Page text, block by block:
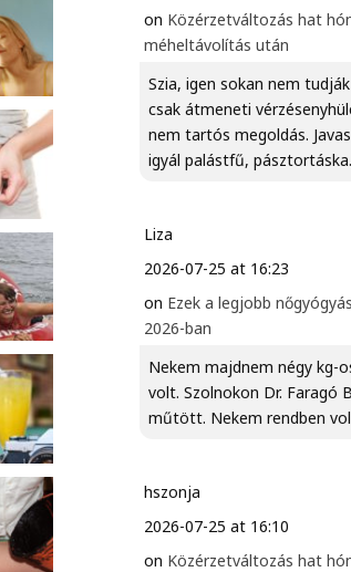
on Közérzetváltozás hat
méheltávolítás után
Szia, igen sokan nem
csak átmeneti
nem tartós megoldás.
igyál palástfű,
Liza
2026-07-25 at 16:23
on Ezek a legjobb
2026-ban
Nekem majdnem négy kg-
volt. Szolnokon Dr. Faragó
műtött. Nekem rendben
hszonja
2026-07-25 at 16:10
on Közérzetváltozás hat